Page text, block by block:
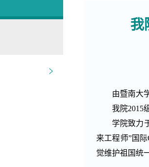
我
由暨南大
我院2015
学院致力
来工程师”国际
觉维护祖国统